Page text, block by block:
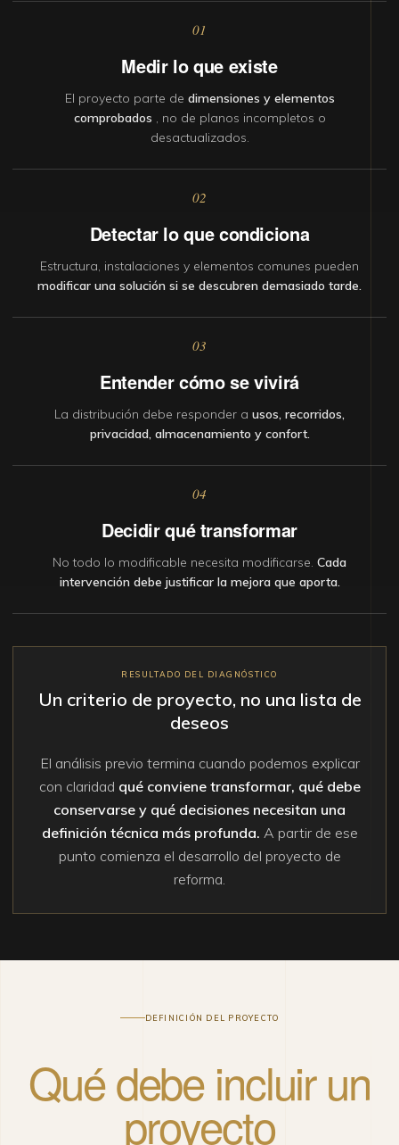
01
Medir lo que existe
El proyecto parte de dimensiones y elementos
comprobados , no de planos incompletos o
desactualizados.
02
Detectar lo que condiciona
Estructura, instalaciones y elementos comunes pueden
modificar una solución si se descubren demasiado tarde.
03
Entender cómo se vivirá
La distribución debe responder a usos, recorridos,
privacidad, almacenamiento y confort.
04
Decidir qué transformar
No todo lo modificable necesita modificarse. Cada
intervención debe justificar la mejora que aporta.
RESULTADO DEL DIAGNÓSTICO
Un criterio de proyecto, no una lista de
deseos
El análisis previo termina cuando podemos explicar
con claridad qué conviene transformar, qué debe
conservarse y qué decisiones necesitan una
definición técnica más profunda. A partir de ese
punto comienza el desarrollo del proyecto de
reforma.
DEFINICIÓN DEL PROYECTO
Qué debe incluir un
proyecto